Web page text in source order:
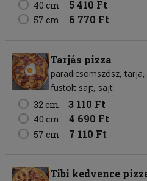
40 cm 5 410 Ft
57 cm 6 770 Ft
Tarjás pizza
paradicsomszósz tarja
füstölt sajt sajt
32 cm
3 110 Ft
40 cm 4 690 Ft
57 cm 7 110 Ft
Tibi kedvence